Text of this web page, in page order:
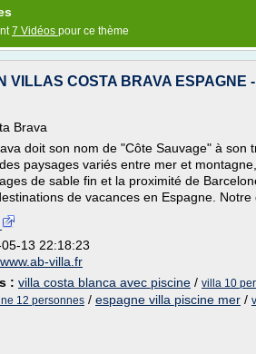
7 Vidéos pour ce thème
VILLAS COSTA BRAVA ESPAGNE
Brava
doit son nom de "Côte Sauvage" à son
paysages variés entre mer et
de sable fin et la proximité de
de vacances en Espagne. Notre
13 22:18:23
villa.fr
: villa costa blanca avec piscine / villa 10
12 personnes / espagne villa piscine mer /